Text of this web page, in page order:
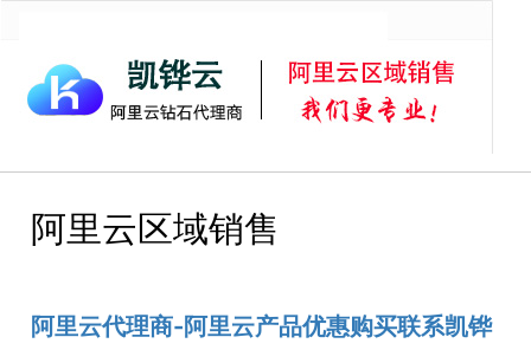
阿里云区域销售
阿里云代理商-阿里云产品优惠购买联系凯铧